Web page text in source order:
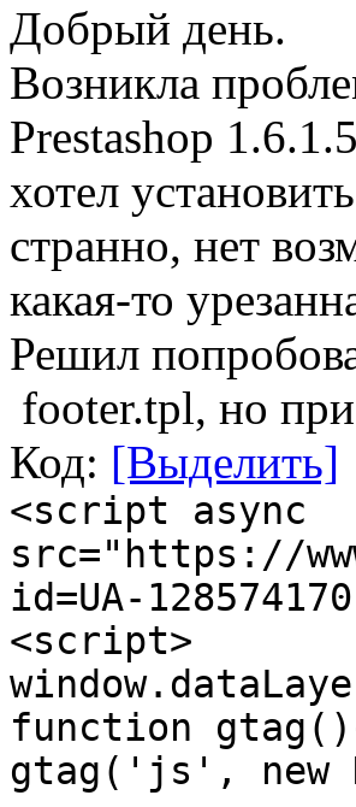
Добрый день.
Возникла
Prestashop
хотел
странно, нет
какая-то
Решил
footer.tpl, но
Код: [Выделить]
<script async
src="https://
id=UA-
<script>
function
gtag('js', new